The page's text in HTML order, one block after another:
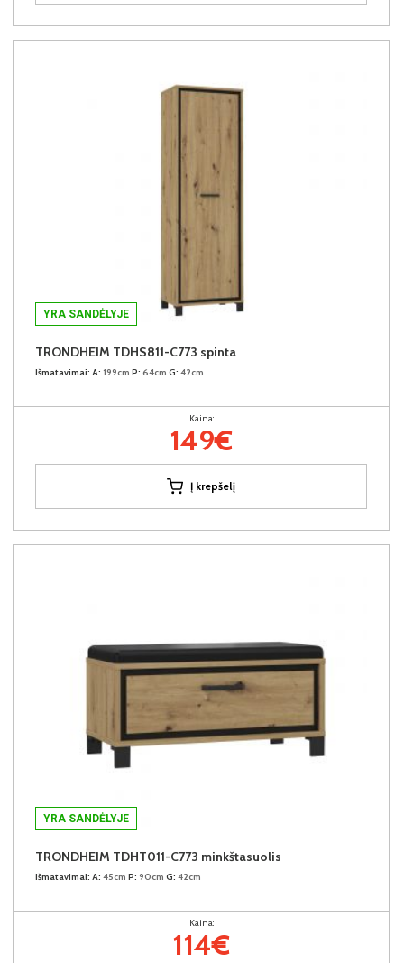
YRA SANDĖLYJE
TRONDHEIM TDHS811-C773 spinta
Išmatavimai: A: 199cm P: 64cm G: 42cm
Kaina:
149€
Į krepšelį
YRA SANDĖLYJE
TRONDHEIM TDHT011-C773 minkštasuolis
Išmatavimai: A: 45cm P: 90cm G: 42cm
Kaina:
114€